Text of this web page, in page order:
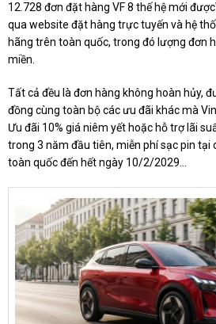
12.728 đơn đặt hàng VF 8 thế hệ mới
qua website đặt hàng trực tuyến và hệ
hãng trên toàn quốc, trong đó lượng đơn
miền.
Tất cả đều là đơn hàng không hoàn hủy,
đồng cùng toàn bộ các ưu đãi khác mà
Ưu đãi 10% giá niêm yết hoặc hỗ trợ lãi
trong 3 năm đầu tiên, miễn phí sạc pin tại
toàn quốc đến hết ngày 10/2/2029...